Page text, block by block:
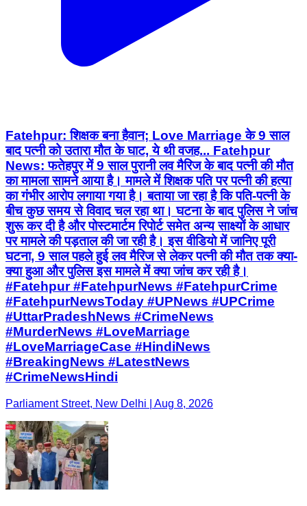
Fatehpur: शिक्षक बना हैवान; Love Marriage के 9 साल
बाद पत्नी को उतारा मौत के घाट, ये थी वजह... Fatehpur
News: फतेहपुर में 9 साल पुरानी लव मैरिज के बाद पत्नी की मौत
का मामला सामने आया है। मामले में शिक्षक पति पर पत्नी की हत्या
का गंभीर आरोप लगाया गया है। बताया जा रहा है कि पति-पत्नी के
बीच कुछ समय से विवाद चल रहा था। घटना के बाद पुलिस ने जांच
शुरू कर दी है और पोस्टमार्टम रिपोर्ट समेत अन्य साक्ष्यों के आधार
पर मामले की पड़ताल की जा रही है। इस वीडियो में जानिए पूरी
घटना, 9 साल पहले हुई लव मैरिज से लेकर पत्नी की मौत तक क्या-
क्या हुआ और पुलिस इस मामले में क्या जांच कर रही है।
#Fatehpur #FatehpurNews #FatehpurCrime
#FatehpurNewsToday #UPNews #UPCrime
#UttarPradeshNews #CrimeNews
#MurderNews #LoveMarriage
#LoveMarriageCase #HindiNews
#BreakingNews #LatestNews
#CrimeNewsHindi
Parliament Street, New Delhi | Aug 8, 2026